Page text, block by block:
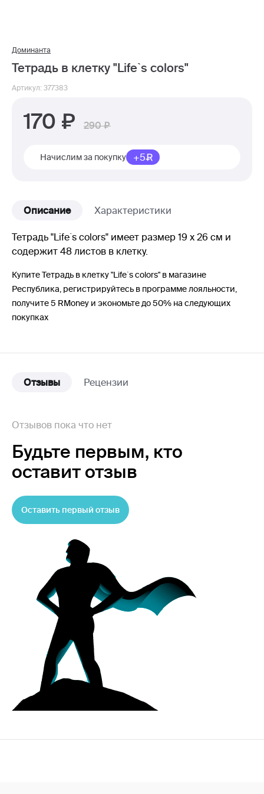
Доминанта
Тетрадь в клетку "Life`s colors"
Артикул: 377383
170 290
Начислим за покупку +5
Описание Характеристики
Тетрадь "Life`s colors" имеет размер 19 х 26 см и
содержит 48 листов в клетку.
Купите Тетрадь в клетку "Life`s colors" в магазине
Республика, регистрируйтесь в программе лояльности,
получите 5 RMoney и экономьте до 50% на следующих
покупках
Отзывы Рецензии
Отзывов пока что нет
Будьте первым, кто
оставит отзыв
Оставить первый отзыв